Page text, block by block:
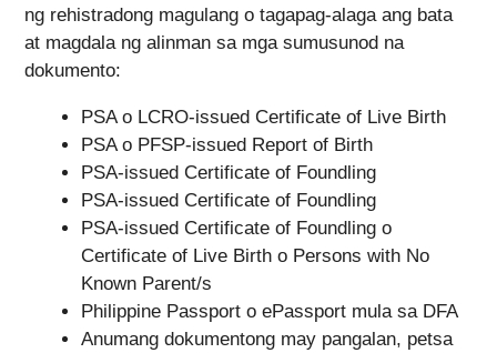
ng rehistradong magulang o tagapag-alaga ang bata
at magdala ng alinman sa mga sumusunod na
dokumento:
PSA o LCRO-issued Certificate of Live Birth
PSA o PFSP-issued Report of Birth
PSA-issued Certificate of Foundling
PSA-issued Certificate of Foundling
PSA-issued Certificate of Foundling o
Certificate of Live Birth o Persons with No
Known Parent/s
Philippine Passport o ePassport mula sa DFA
Anumang dokumentong may pangalan, petsa